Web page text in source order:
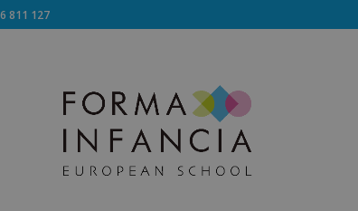
811 127